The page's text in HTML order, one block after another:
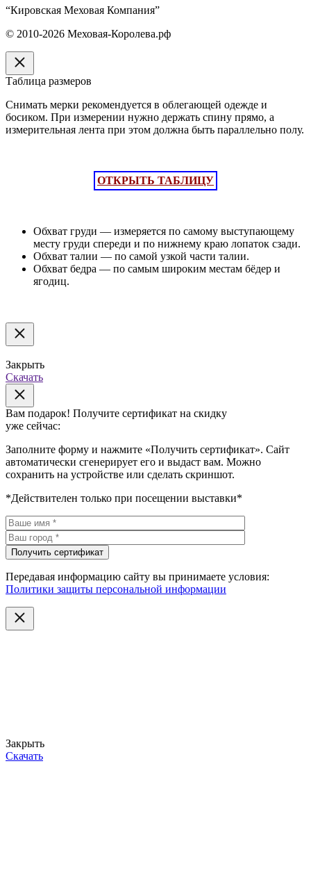
“Кировская Меховая Компания”
© 2010-2026 Меховая-Королева.рф
Таблица размеров
Снимать мерки рекомендуется в облегающей одежде и
босиком. При измерении нужно держать спину прямо, а
измерительная лента при этом должна быть параллельно полу.
ОТКРЫТЬ ТАБЛИЦУ
Обхват груди — измеряется по самому выступающему
месту груди спереди и по нижнему краю лопаток сзади.
Обхват талии — по самой узкой части талии.
Обхват бедра — по самым широким местам бёдер и
ягодиц.
Закрыть
Скачать
Вам подарок! Получите сертификат на скидку
уже сейчас:
Заполните форму и нажмите «Получить сертификат». Сайт
автоматически сгенерирует его и выдаст вам. Можно
сохранить на устройстве или сделать скриншот.
*Действителен только при посещении выставки*
Передавая информацию сайту вы принимаете условия:
Политики защиты персональной информации
Закрыть
Скачать